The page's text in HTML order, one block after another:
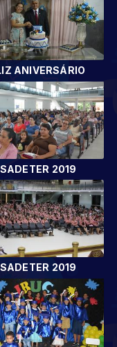
ANIVERSÁRIO
2019
2019